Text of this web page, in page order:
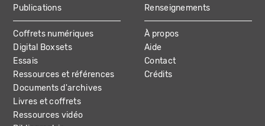
Publications
Coffrets numériques
Digital Boxsets
Essais
Ressources et références
Documents d'archives
Livres et coffrets
Ressources vidéo
Renseignements
À propos
Aide
Contact
Crédits